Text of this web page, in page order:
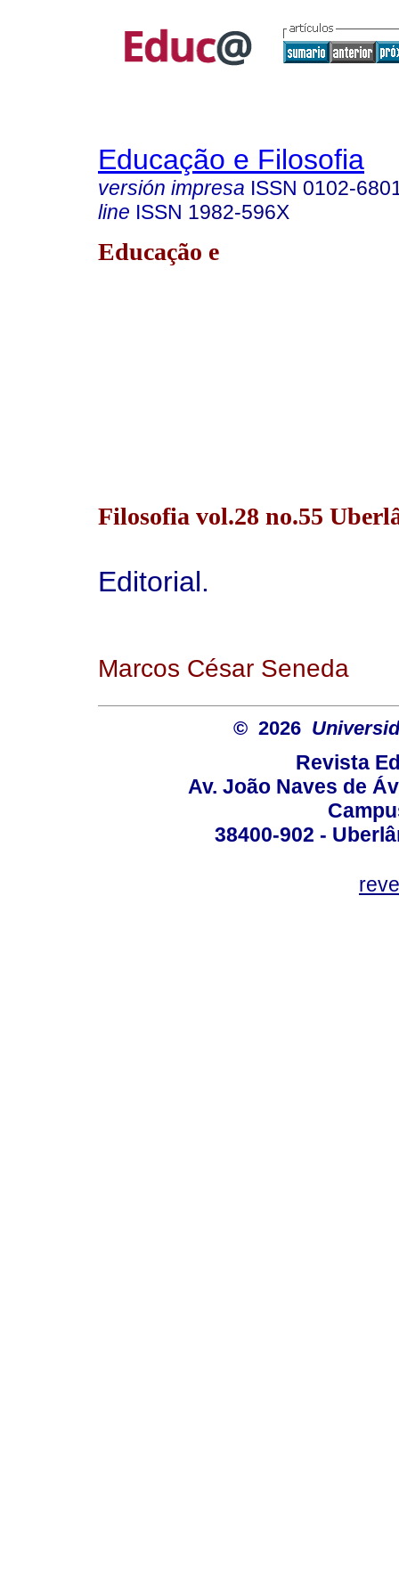
Educação e Filosofia
versión impresa ISSN 0102-
line ISSN 1982-596X
Educação e
Filosofia vol.28 no.55
Editorial.
Marcos César Seneda
© 2026
Revista
Av. João Naves de
38400-902 -